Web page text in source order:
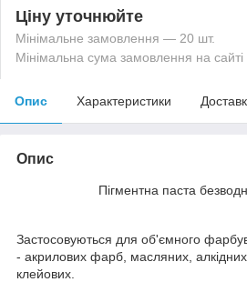
Ціну уточнюйте
Мінімальне замовлення — 20 шт.
Мінімальна сума замовлення на
Опис Характеристики
Опис
Пігментна паста
Застосовуються для об'ємного
- акрилових фарб, масляних,
клейових.